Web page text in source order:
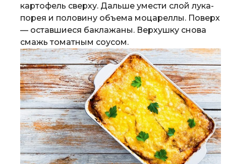
картофель сверху. Дальше умести слой лука-
порея и половину объема моцареллы. Поверх
— оставшиеся баклажаны. Верхушку снова
смажь томатным соусом.